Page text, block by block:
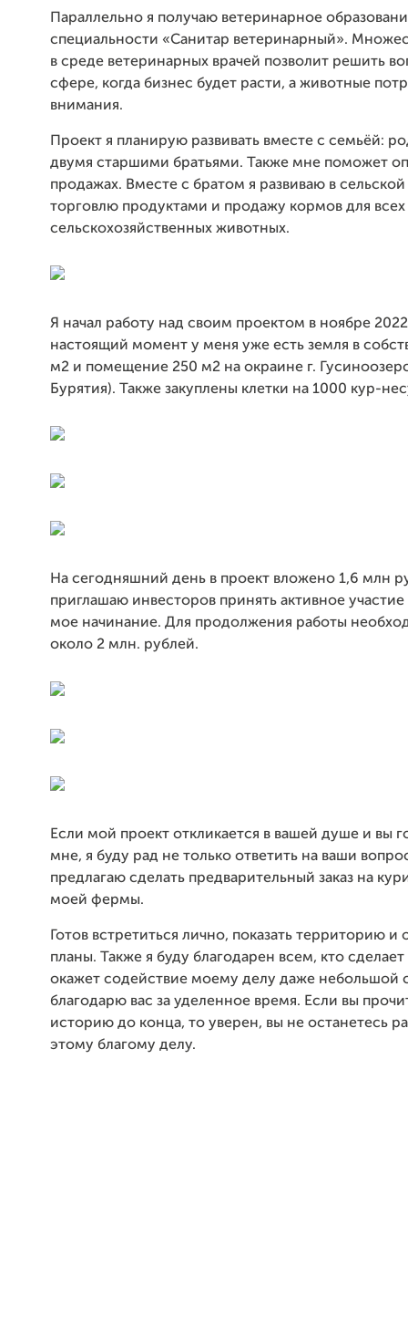
Параллельно я получаю ветеринарное
специальности «Санитар ветеринарный».
в среде ветеринарных врачей позволит решить
сфере, когда бизнес будет расти, а животные
внимания.
Проект я планирую развивать вместе с семьёй:
двумя старшими братьями. Также мне поможет
продажах. Вместе с братом я развиваю в
торговлю продуктами и продажу кормов для всех
сельскохозяйственных животных.
Я начал работу над своим проектом в ноябре
настоящий момент у меня уже есть земля в
м2 и помещение 250 м2 на окраине г.
Бурятия). Также закуплены клетки на 1000 кур-
На сегодняшний день в проект вложено 1,6 млн
приглашаю инвесторов принять активное
мое начинание. Для продолжения работы
около 2 млн. рублей.
Если мой проект откликается в вашей душе и вы
мне, я буду рад не только ответить на ваши
предлагаю сделать предварительный заказ на
моей фермы.
Готов встретиться лично, показать территорию и
планы. Также я буду благодарен всем, кто сделает
окажет содействие моему делу даже небольшой
благодарю вас за уделенное время. Если вы
историю до конца, то уверен, вы не останетесь
этому благому делу.